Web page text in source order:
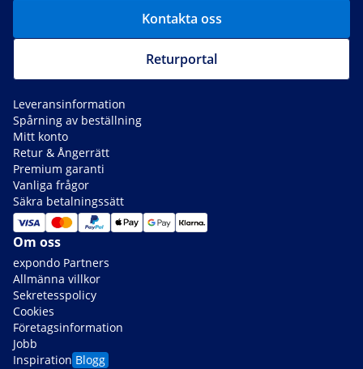
Kontakta oss
Returportal
Leveransinformation
Spårning av beställning
Mitt konto
Retur & Ångerrätt
Premium garanti
Vanliga frågor
Säkra betalningssätt
Om oss
expondo Partners
Allmänna villkor
Sekretesspolicy
Cookies
Företagsinformation
Jobb
Inspiration Blogg